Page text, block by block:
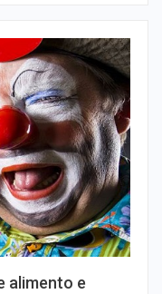
alimento e